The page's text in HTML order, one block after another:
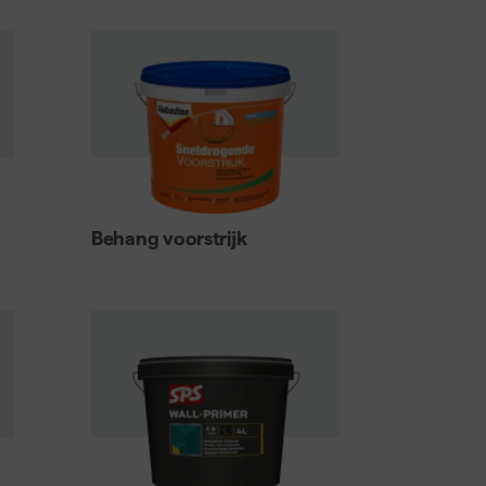
of behangen. Op gipsplaten en gyproc is
gelijkmatig wordt opgenomen. Voor
Behang voorstrijk